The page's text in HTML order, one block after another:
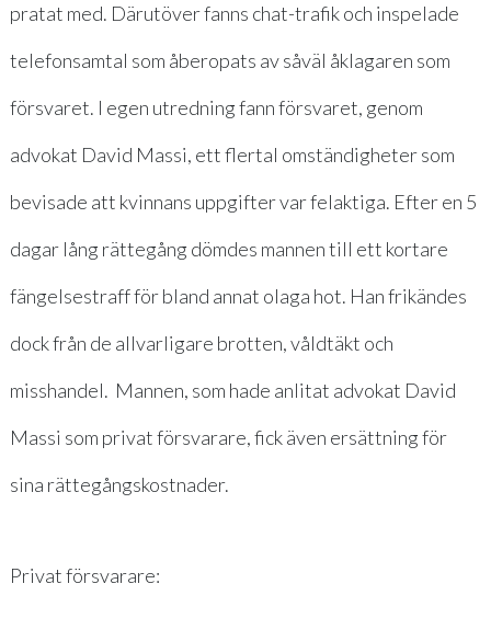
pratat med. Därutöver fanns chat-trafik och inspelade
telefonsamtal som åberopats av såväl åklagaren som
försvaret. I egen utredning fann försvaret, genom
advokat David Massi, ett flertal omständigheter som
bevisade att kvinnans uppgifter var felaktiga. Efter en 5
dagar lång rättegång dömdes mannen till ett kortare
fängelsestraff för bland annat olaga hot. Han frikändes
dock från de allvarligare brotten, våldtäkt och
misshandel. Mannen, som hade anlitat advokat David
Massi som privat försvarare, fick även ersättning för
sina rättegångskostnader.
Privat försvarare: